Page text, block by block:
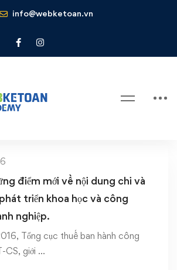
info@webketoan.vn
khoa học và công nghệ
triển khoa học và
điểm mới về nội dung chi và
triển khoa học và công
nghiệp.
Tổng cục thuế ban hành công
CS, giới …